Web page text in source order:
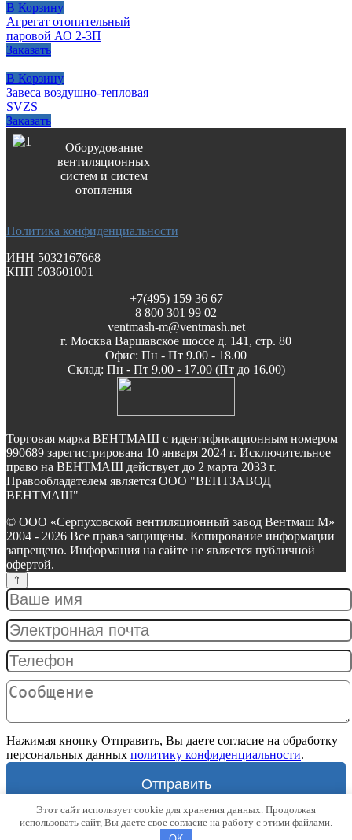
В Корзину
Агрегат отопительный
паровой АО 2-3П
Заказать
В Корзину
Завеса воздушно-тепловая
SVZS
Заказать
Оборудование
вентиляционных
систем и систем
отопления
Политика конфиденциальности
ИНН 5032167668
КПП 503601001
+7(495) 159 36 67
8 800 301 99 02
ventmash-m@ventmash.net
г. Москва Варшавское шоссе д. 141, стр. 80
Офис: Пн - Пт 9.00 - 18.00
Склад: Пн - Пт 9.00 - 17.00 (Пт до 16.00)
Торговая марка ВЕНТМАШ с идентификационным номером
990689 зарегистрирована 10 января 2024 г. Исключительное
право на ВЕНТМАШ действует до 2 марта 2033 г.
Правообладателем является ООО "ВЕНТЗАВОД
ВЕНТМАШ"
© ООО «Серпуховской вентиляционный завод Вентмаш М»
2004 - 2026 Все права защищены. Копирование информации
запрещено. Информация на сайте не является публичной
офертой.
Нажимая кнопку Отправить, Вы даете согласие на обработку
персональных данных политику конфиденциальности.
Отправить
Этот сайт использует cookie для хранения данных. Продолжая
использовать сайт, Вы даете свое согласие на работу с этими файлами.